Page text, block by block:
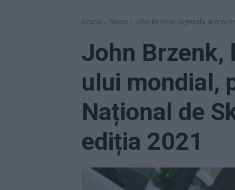
Acasă News John Brzenk, legenda
John Brzenk,
ului mondial,
Național de
ediția 2021